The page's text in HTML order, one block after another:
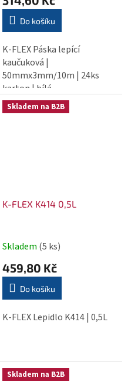
Do košíku
K-FLEX Páska lepící
kaučuková |
50mmx3mm/10m | 24ks
karton | bílá
Skladem na B2B
K-FLEX K414 0,5L
Skladem (5 ks)
459,80 Kč
Do košíku
K-FLEX Lepidlo K414 | 0,5L
Skladem na B2B